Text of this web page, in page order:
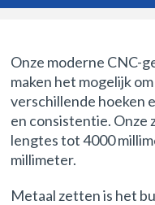
Onze moderne CNC-
maken het mogelijk
verschillende hoeken
en consistentie. Onze
lengtes tot 4000
millimeter.
Metaal zetten is het